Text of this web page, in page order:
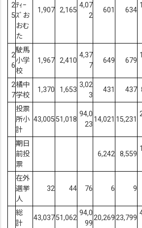
2
5
ﾃｨｰ
ｽﾞお
おむ
た
1,907 2,165
4,07
2
601 634
2
6
駛馬
小学
校
1,967 2,410
4,37
7
649 679
2
7
橘中
学校
1,370 1,653
3,02
3
431 437
投票
所小
計
43,00551,018
94,0
23
14,021 15,231
期日
前投
票
6,242 8,559
在外
選挙
人
32 44 76 6 9
総
計
43,03751,062
94,0
99
20,269 23,799